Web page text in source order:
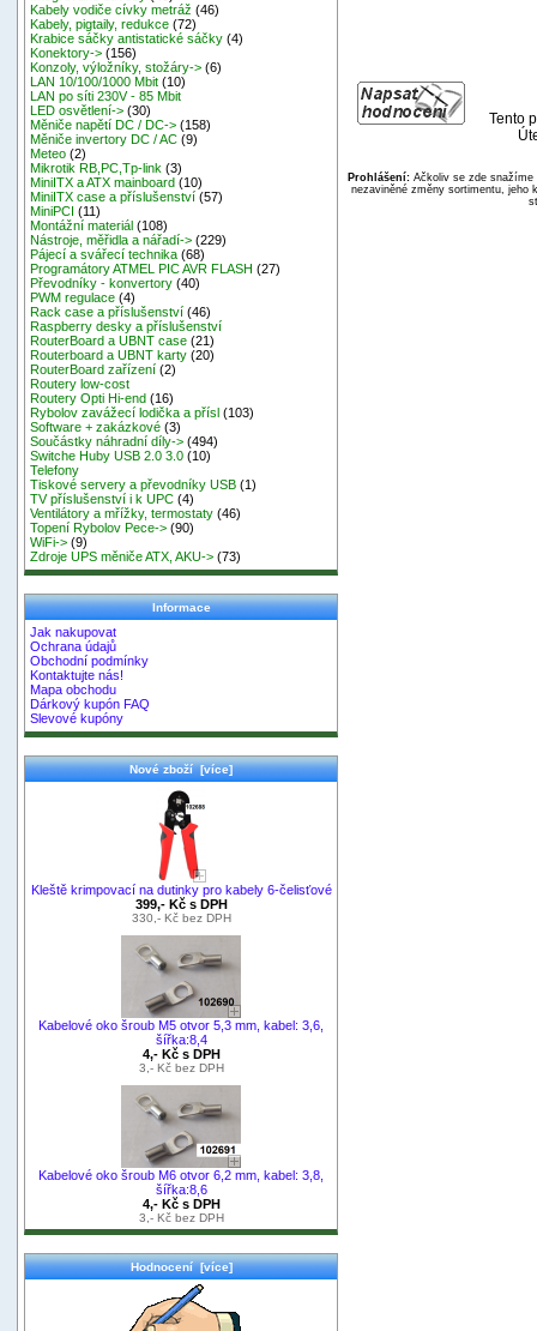
Kabely vodiče cívky metráž (46)
Kabely, pigtaily, redukce (72)
Krabice sáčky antistatické sáčky (4)
Konektory-> (156)
Konzoly, výložníky, stožáry-> (6)
LAN 10/100/1000 Mbit (10)
LAN po síti 230V - 85 Mbit
LED osvětlení-> (30)
Měniče napětí DC / DC-> (158)
Měniče invertory DC / AC (9)
Meteo (2)
Mikrotik RB,PC,Tp-link (3)
MiniITX a ATX mainboard (10)
MiniITX case a příslušenství (57)
MiniPCI (11)
Montážní materiál (108)
Nástroje, měřidla a nářadí-> (229)
Pájecí a svářecí technika (68)
Programátory ATMEL PIC AVR FLASH (27)
Převodníky - konvertory (40)
PWM regulace (4)
Rack case a příslušenství (46)
Raspberry desky a příslušenství
RouterBoard a UBNT case (21)
Routerboard a UBNT karty (20)
RouterBoard zařízení (2)
Routery low-cost
Routery Opti Hi-end (16)
Rybolov zavážecí lodička a přísl (103)
Software + zakázkové (3)
Součástky náhradní díly-> (494)
Switche Huby USB 2.0 3.0 (10)
Telefony
Tiskové servery a převodníky USB (1)
TV příslušenství i k UPC (4)
Ventilátory a mřížky, termostaty (46)
Topení Rybolov Pece-> (90)
WiFi-> (9)
Zdroje UPS měniče ATX, AKU-> (73)
Informace
Jak nakupovat
Ochrana údajů
Obchodní podmínky
Kontaktujte nás!
Mapa obchodu
Dárkový kupón FAQ
Slevové kupóny
Nové zboží [více]
Kleště krimpovací na dutinky pro kabely 6-čelisťové
399,- Kč s DPH
330,- Kč bez DPH
Kabelové oko šroub M5 otvor 5,3 mm, kabel: 3,6,
šířka:8,4
4,- Kč s DPH
3,- Kč bez DPH
Kabelové oko šroub M6 otvor 6,2 mm, kabel: 3,8,
šířka:8,6
4,- Kč s DPH
3,- Kč bez DPH
Hodnocení [více]
Tento
Prohlášení:Ačkoliv se zde snažíme
nezaviněné změny sortimentu, jeho